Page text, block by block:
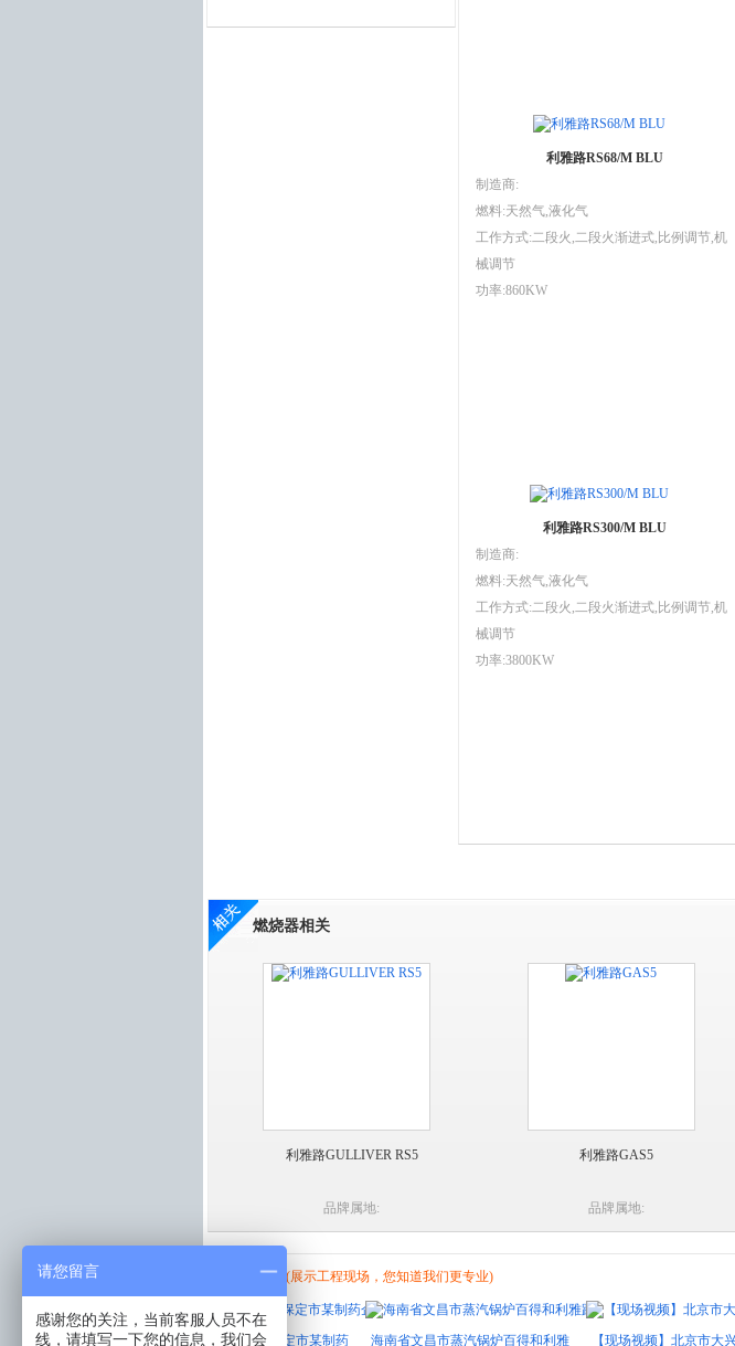
利雅路RS68/M BLU
制造商:
燃料:天然气,液化气
工作方式:二段火,二段火渐进式,比例调节,机
械调节
功率:860KW
利雅路RS300/M BLU
制造商:
燃料:天然气,液化气
工作方式:二段火,二段火渐进式,比例调节,机
械调节
功率:3800KW
燃烧器相关
利雅路GULLIVER RS5
品牌属地:
利雅路GAS5
品牌属地:
工程现场 (展示工程现场，您知道我们更专业)
器废气加热 【现场视频】河北省保定市某制药 海南省文昌市蒸汽锅炉百得和利雅 【现场视频】北京市大兴区某大型
请您留言
感谢您的关注，当前客服人员不在
线，请填写一下您的信息，我们会